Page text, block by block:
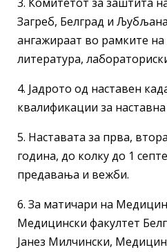
Загреб, Белград и
ангажираат во рамките
литература,
4. Јадрото од наставен
квалификации за
5. Наставата за прва,
година, до колку до 1
предавања и вежби.
6. За матичари на
Медицински факултет
Јанез Милчински,